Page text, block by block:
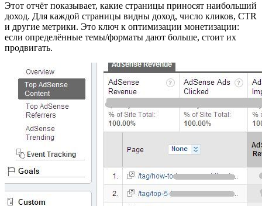
Этот отчёт показывает, какие страницы приносят наибольший
доход. Для каждой страницы видны доход, число кликов, CTR
и другие метрики. Это ключ к оптимизации монетизации:
если определённые темы/форматы дают больше, стоит их
продвигать.